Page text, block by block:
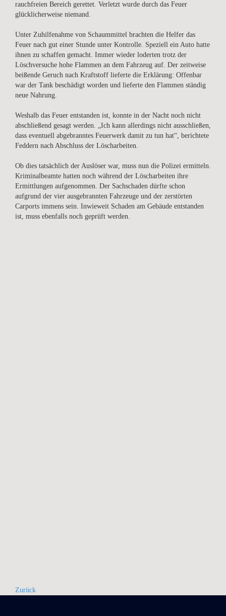
rauchfreien Bereich gerettet. Verletzt wurde durch das Feuer
glücklicherweise niemand.
Unter Zuhilfenahme von Schaummittel brachten die Helfer das
Feuer nach gut einer Stunde unter Kontrolle. Speziell ein Auto hatte
ihnen zu schaffen gemacht. Immer wieder loderten trotz der
Löschversuche hohe Flammen an dem Fahrzeug auf. Der zeitweise
beißende Geruch nach Kraftstoff lieferte die Erklärung: Offenbar
war der Tank beschädigt worden und lieferte den Flammen ständig
neue Nahrung.
Weshalb das Feuer entstanden ist, konnte in der Nacht noch nicht
abschließend gesagt werden. „Ich kann allerdings nicht ausschließen,
dass eventuell abgebranntes Feuerwerk damit zu tun hat“, berichtete
Feddern nach Abschluss der Löscharbeiten.
Ob dies tatsächlich der Auslöser war, muss nun die Polizei ermitteln.
Kriminalbeamte hatten noch während der Löscharbeiten ihre
Ermittlungen aufgenommen. Der Sachschaden dürfte schon
aufgrund der vier ausgebrannten Fahrzeuge und der zerstörten
Carports immens sein. Inwieweit Schaden am Gebäude entstanden
ist, muss ebenfalls noch geprüft werden.
Zurück